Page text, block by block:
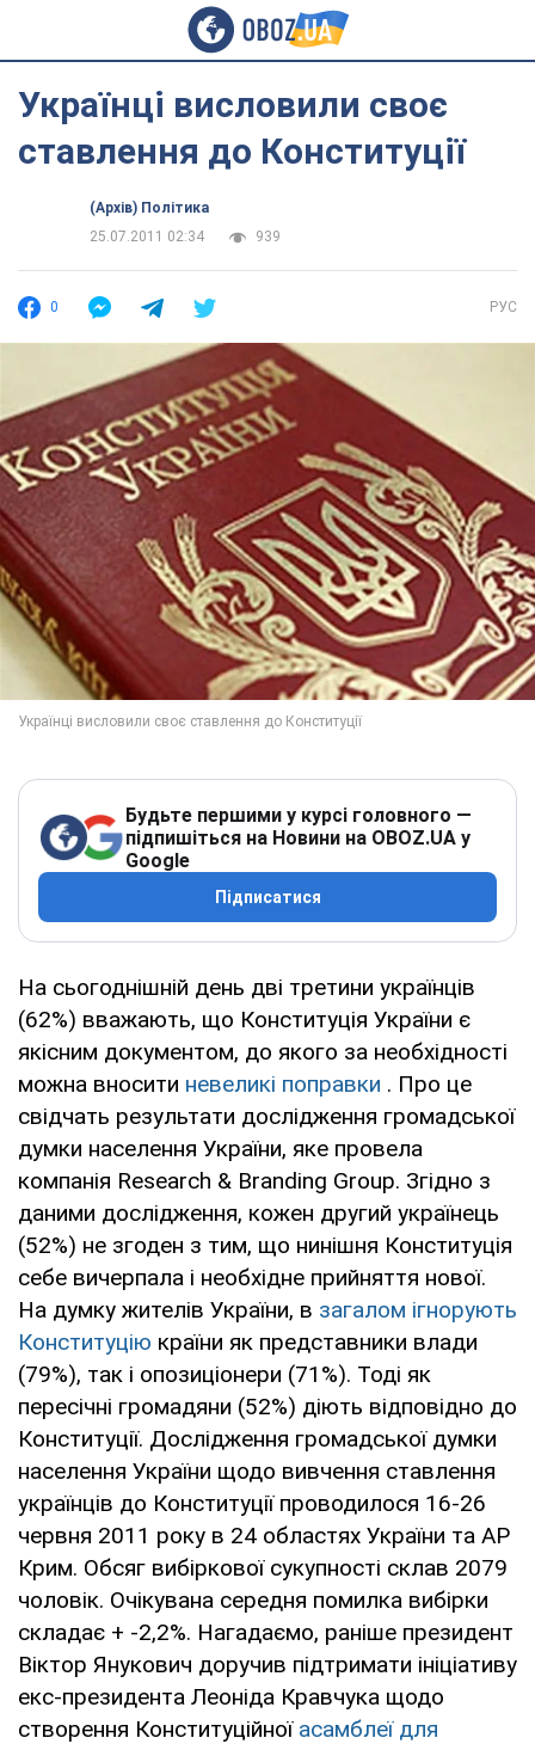
Українці висловили своє
ставлення до Конституції
(Архів) Політика
25.07.2011 02:34
939
0 РУС
Будьте першими у курсі головного —
підпишіться на Новини на OBOZ.UA у
Google
Підписатися
На сьогоднішній день дві третини українців
(62%) вважають, що Конституція України є
якісним документом, до якого за необхідності
можна вносити невеликі поправки . Про це
свідчать результати дослідження громадської
думки населення України, яке провела
компанія Research & Branding Group. Згідно з
даними дослідження, кожен другий українець
(52%) не згоден з тим, що нинішня Конституція
себе вичерпала і необхідне прийняття нової.
На думку жителів України, в загалом ігнорують
Конституцію країни як представники влади
(79%), так і опозиціонери (71%). Тоді як
пересічні громадяни (52%) діють відповідно до
Конституції. Дослідження громадської думки
населення України щодо вивчення ставлення
українців до Конституції проводилося 16-26
червня 2011 року в 24 областях України та АР
Крим. Обсяг вибіркової сукупності склав 2079
чоловік. Очікувана середня помилка вибірки
складає + -2,2%. Нагадаємо, раніше президент
Віктор Янукович доручив підтримати ініціативу
екс-президента Леоніда Кравчука щодо
створення Конституційної асамблеї для